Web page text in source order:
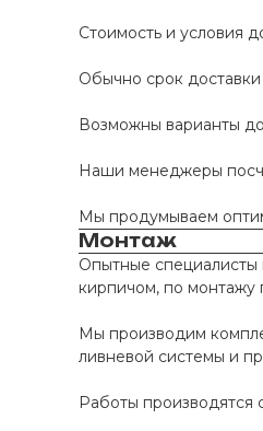
Стоимость и условия
Обычно срок доставки
Возможны варианты
Наши менеджеры
Мы продумываем
Монтаж
Опытные специалисты
кирпичом, по монтажу
Мы производим
ливневой системы и
Работы